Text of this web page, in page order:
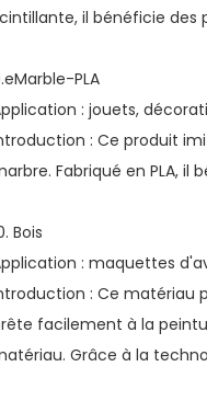
il bénéficie des
PLA
: jouets,
: Ce produit
Fabriqué en PLA, il
Bois
: maquettes
: Ce matériau
facilement à la
Grâce à la